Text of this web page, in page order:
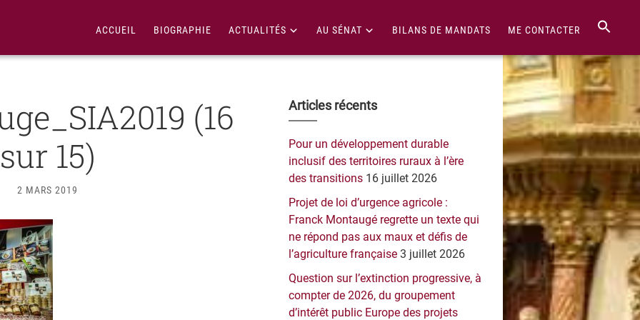
ACCUEIL BIOGRAPHIE ACTUALITÉS AU SÉNAT BILANS DE MANDATS ME CONTACTER
(16
sur 15)
2 MARS 2019
Barre
latérale
principale
Articles récents
Pour un développement durable
inclusif des territoires ruraux à l’ère
des transitions 16 juillet 2026
Projet de loi d’urgence agricole :
Franck Montaugé regrette un texte qui
ne répond pas aux maux et défis de
l’agriculture française 3 juillet 2026
Question sur l’extinction progressive, à
compter de 2026, du groupement
d’intérêt public Europe des projets